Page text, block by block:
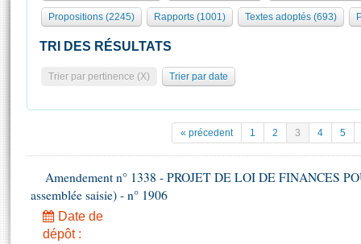
Groupes politiques
Europe et International
Pétitions
Projets de loi
Propositions de loi
Amendements
Textes adoptés
Présidence Conférence des Présidents Bureau Collège des
Statistiques et chiffres clés
Documents de référence
( Constitution | Règlement de l'Assemblée ... )
Juniors
Assister à une séance
Contacts et plan d'accès
Photos libres de droit
Propositions (2245) Rapports (1001) Textes adoptés (693)
TRI DES RÉSULTATS
Trier par pertinence (X) Trier par date
« précedent 1 2 3 4 5
Amendement n° 1338 - PROJET DE LOI DE FINANCES
assemblée saisie) - n° 1906
Date de
dépôt :